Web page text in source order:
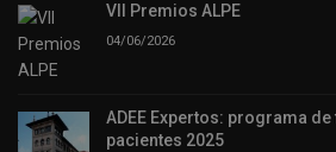
VII Premios ALPE
04/06/2026
ADEE Expertos: programa
pacientes 2025